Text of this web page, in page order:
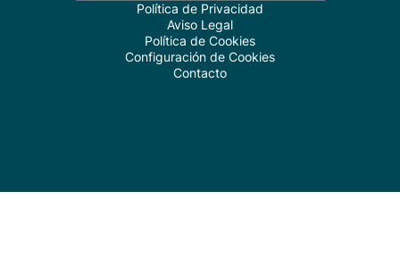
Política de Privacidad
Aviso Legal
Política de Cookies
Configuración de Cookies
Contacto